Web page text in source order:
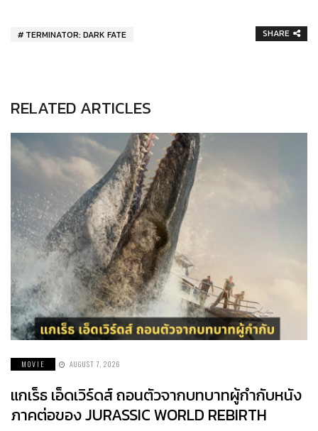
TERMINATOR: DARK FATE SHARE
RELATED ARTICLES
MOVIE AUGUST 7, 2026
แกเร็ธ เอ็ดเวิร์ดส์ ถอนตัวจากบทบาทผู้กำกับหนัง
ภาคต่อของ JURASSIC WORLD REBIRTH